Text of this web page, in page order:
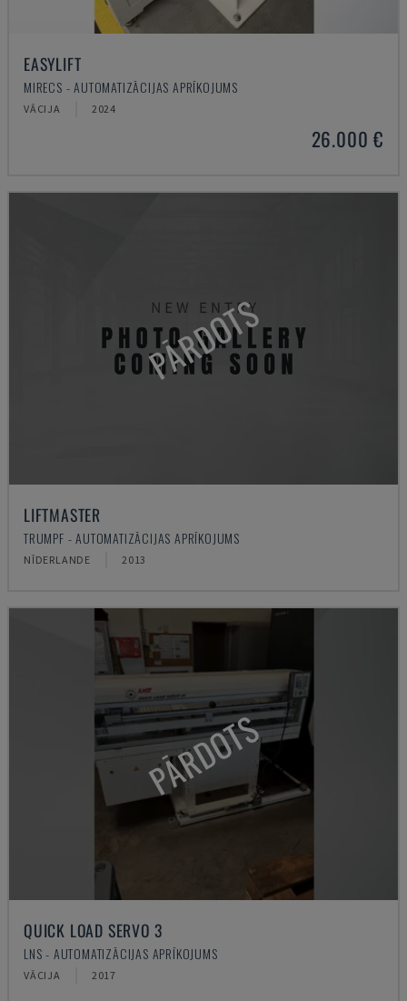
EASYLIFT
MIRECS - AUTOMATIZĀCIJAS APRĪKOJUMS
VĀCIJA 2024
26.000 €
PĀRDOTS
LIFTMASTER
TRUMPF - AUTOMATIZĀCIJAS APRĪKOJUMS
NĪDERLANDE 2013
PĀRDOTS
QUICK LOAD SERVO 3
LNS - AUTOMATIZĀCIJAS APRĪKOJUMS
VĀCIJA 2017